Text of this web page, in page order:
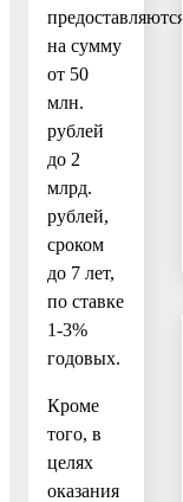
предоставляются
на сумму
от 50
млн.
рублей
до 2
млрд.
рублей,
сроком
до 7 лет,
по ставке
1-3%
годовых.
Кроме
того, в
целях
оказания